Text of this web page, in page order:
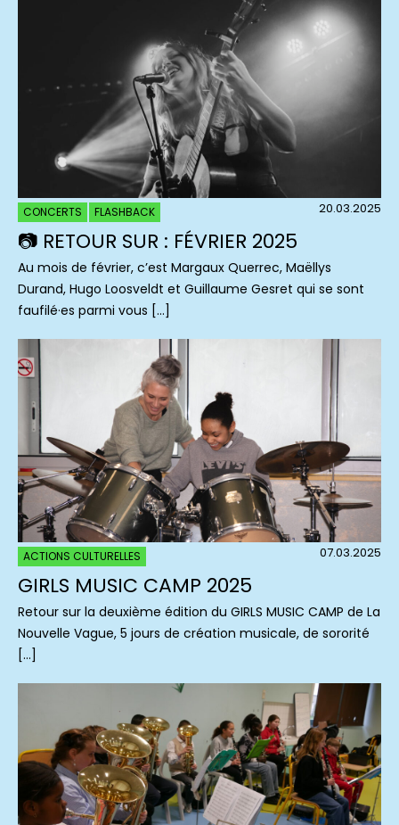
CONCERTS FLASHBACK 20.03.2025
📷 RETOUR SUR : FÉVRIER 2025
Au mois de février, c’est Margaux Querrec, Maëllys
Durand, Hugo Loosveldt et Guillaume Gesret qui se sont
faufilé·es parmi vous […]
ACTIONS CULTURELLES 07.03.2025
GIRLS MUSIC CAMP 2025
Retour sur la deuxième édition du GIRLS MUSIC CAMP de La
Nouvelle Vague, 5 jours de création musicale, de sororité
[…]